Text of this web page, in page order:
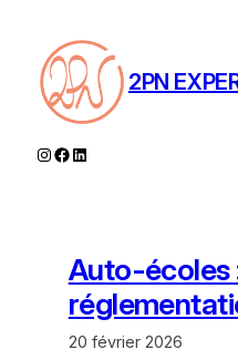
contenu
2PN
Instagram
Facebook
LinkedIn
Auto-écoles
20 février 2026